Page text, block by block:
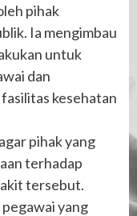
pihak
Ia mengimbau
untuk
dan
kesehatan
pihak yang
terhadap
tersebut.
yang